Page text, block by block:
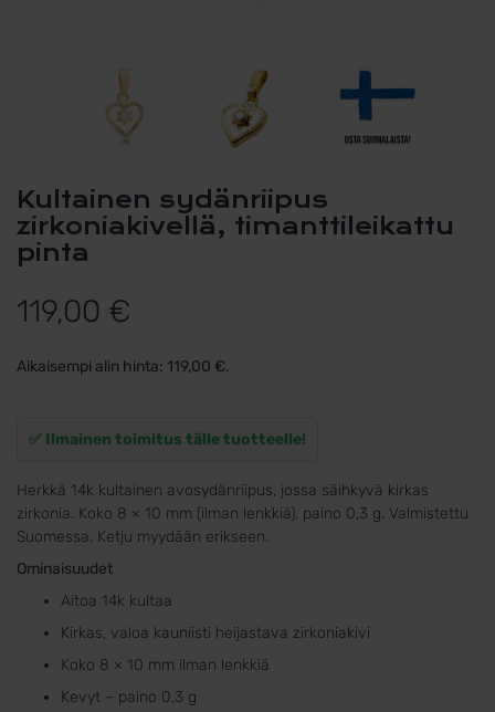
Kultainen sydänriipus
zirkoniakivellä, timanttileikattu
pinta
119,00 €
Aikaisempi alin hinta: 119,00 €.
✅ Ilmainen toimitus tälle tuotteelle!
Herkkä 14k kultainen avosydänriipus, jossa säihkyvä kirkas
zirkonia. Koko 8 × 10 mm (ilman lenkkiä), paino 0,3 g. Valmistettu
Suomessa. Ketju myydään erikseen.
Ominaisuudet
Aitoa 14k kultaa
Kirkas, valoa kauniisti heijastava zirkoniakivi
Koko 8 × 10 mm ilman lenkkiä
Kevyt – paino 0,3 g